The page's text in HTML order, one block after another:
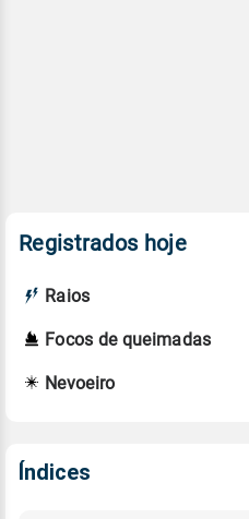
Registrados hoje
Raios
Focos de queimadas
Nevoeiro
Índices